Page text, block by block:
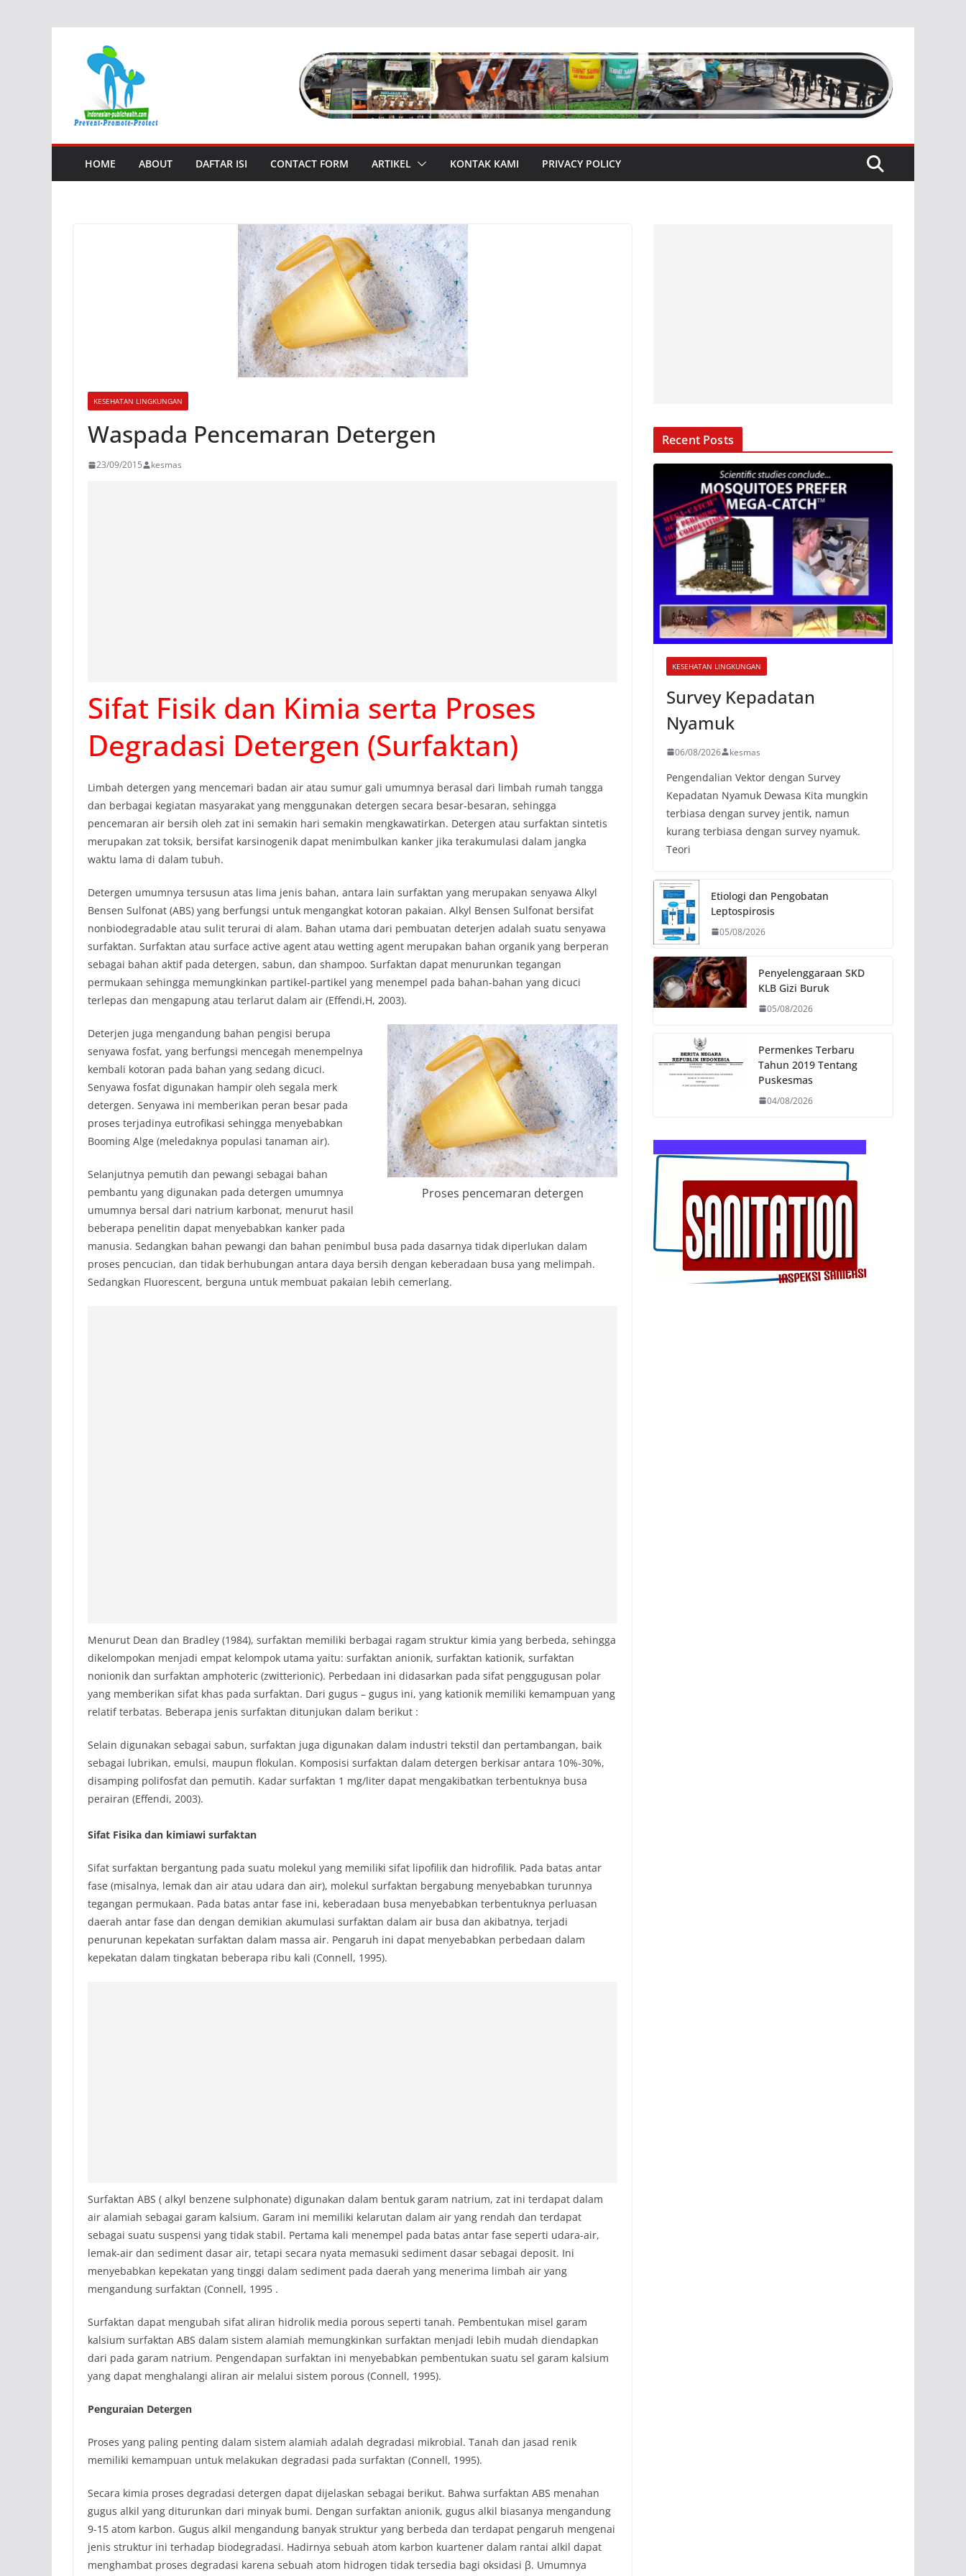
HOME ABOUT DAFTAR ISI CONTACT FORM ARTIKEL KONTAK KAMI PRIVACY POLICY
KESEHATAN LINGKUNGAN
Waspada Pencemaran Detergen
23/09/2015 kesmas
Sifat Fisik dan Kimia serta Proses
Degradasi Detergen (Surfaktan)
Limbah detergen yang mencemari badan air atau sumur gali umumnya berasal dari limbah rumah tangga
dan berbagai kegiatan masyarakat yang menggunakan detergen secara besar-besaran, sehingga
pencemaran air bersih oleh zat ini semakin hari semakin mengkawatirkan. Detergen atau surfaktan sintetis
merupakan zat toksik, bersifat karsinogenik dapat menimbulkan kanker jika terakumulasi dalam jangka
waktu lama di dalam tubuh.
Detergen umumnya tersusun atas lima jenis bahan, antara lain surfaktan yang merupakan senyawa Alkyl
Bensen Sulfonat (ABS) yang berfungsi untuk mengangkat kotoran pakaian. Alkyl Bensen Sulfonat bersifat
nonbiodegradable atau sulit terurai di alam. Bahan utama dari pembuatan deterjen adalah suatu senyawa
surfaktan. Surfaktan atau surface active agent atau wetting agent merupakan bahan organik yang berperan
sebagai bahan aktif pada detergen, sabun, dan shampoo. Surfaktan dapat menurunkan tegangan
permukaan sehingga memungkinkan partikel-partikel yang menempel pada bahan-bahan yang dicuci
terlepas dan mengapung atau terlarut dalam air (Effendi,H, 2003).
Proses pencemaran detergen
Deterjen juga mengandung bahan pengisi berupa
senyawa fosfat, yang berfungsi mencegah menempelnya
kembali kotoran pada bahan yang sedang dicuci.
Senyawa fosfat digunakan hampir oleh segala merk
detergen. Senyawa ini memberikan peran besar pada
proses terjadinya eutrofikasi sehingga menyebabkan
Booming Alge (meledaknya populasi tanaman air).
Selanjutnya pemutih dan pewangi sebagai bahan
pembantu yang digunakan pada detergen umumnya
umumnya bersal dari natrium karbonat, menurut hasil
beberapa penelitin dapat menyebabkan kanker pada
manusia. Sedangkan bahan pewangi dan bahan penimbul busa pada dasarnya tidak diperlukan dalam
proses pencucian, dan tidak berhubungan antara daya bersih dengan keberadaan busa yang melimpah.
Sedangkan Fluorescent, berguna untuk membuat pakaian lebih cemerlang.
Menurut Dean dan Bradley (1984), surfaktan memiliki berbagai ragam struktur kimia yang berbeda, sehingga
dikelompokan menjadi empat kelompok utama yaitu: surfaktan anionik, surfaktan kationik, surfaktan
nonionik dan surfaktan amphoteric (zwitterionic). Perbedaan ini didasarkan pada sifat penggugusan polar
yang memberikan sifat khas pada surfaktan. Dari gugus – gugus ini, yang kationik memiliki kemampuan yang
relatif terbatas. Beberapa jenis surfaktan ditunjukan dalam berikut :
Selain digunakan sebagai sabun, surfaktan juga digunakan dalam industri tekstil dan pertambangan, baik
sebagai lubrikan, emulsi, maupun flokulan. Komposisi surfaktan dalam detergen berkisar antara 10%-30%,
disamping polifosfat dan pemutih. Kadar surfaktan 1 mg/liter dapat mengakibatkan terbentuknya busa
perairan (Effendi, 2003).
Sifat Fisika dan kimiawi surfaktan
Sifat surfaktan bergantung pada suatu molekul yang memiliki sifat lipofilik dan hidrofilik. Pada batas antar
fase (misalnya, lemak dan air atau udara dan air), molekul surfaktan bergabung menyebabkan turunnya
tegangan permukaan. Pada batas antar fase ini, keberadaan busa menyebabkan terbentuknya perluasan
daerah antar fase dan dengan demikian akumulasi surfaktan dalam air busa dan akibatnya, terjadi
penurunan kepekatan surfaktan dalam massa air. Pengaruh ini dapat menyebabkan perbedaan dalam
kepekatan dalam tingkatan beberapa ribu kali (Connell, 1995).
Surfaktan ABS ( alkyl benzene sulphonate) digunakan dalam bentuk garam natrium, zat ini terdapat dalam
air alamiah sebagai garam kalsium. Garam ini memiliki kelarutan dalam air yang rendah dan terdapat
sebagai suatu suspensi yang tidak stabil. Pertama kali menempel pada batas antar fase seperti udara-air,
lemak-air dan sediment dasar air, tetapi secara nyata memasuki sediment dasar sebagai deposit. Ini
menyebabkan kepekatan yang tinggi dalam sediment pada daerah yang menerima limbah air yang
mengandung surfaktan (Connell, 1995 .
Surfaktan dapat mengubah sifat aliran hidrolik media porous seperti tanah. Pembentukan misel garam
kalsium surfaktan ABS dalam sistem alamiah memungkinkan surfaktan menjadi lebih mudah diendapkan
dari pada garam natrium. Pengendapan surfaktan ini menyebabkan pembentukan suatu sel garam kalsium
yang dapat menghalangi aliran air melalui sistem porous (Connell, 1995).
Penguraian Detergen
Proses yang paling penting dalam sistem alamiah adalah degradasi mikrobial. Tanah dan jasad renik
memiliki kemampuan untuk melakukan degradasi pada surfaktan (Connell, 1995).
Secara kimia proses degradasi detergen dapat dijelaskan sebagai berikut. Bahwa surfaktan ABS menahan
gugus alkil yang diturunkan dari minyak bumi. Dengan surfaktan anionik, gugus alkil biasanya mengandung
9-15 atom karbon. Gugus alkil mengandung banyak struktur yang berbeda dan terdapat pengaruh mengenai
jenis struktur ini terhadap biodegradasi. Hadirnya sebuah atom karbon kuartener dalam rantai alkil dapat
menghambat proses degradasi karena sebuah atom hidrogen tidak tersedia bagi oksidasi β. Umumnya
Recent Posts
KESEHATAN LINGKUNGAN
Survey Kepadatan
Nyamuk
06/08/2026 kesmas
Pengendalian Vektor dengan Survey
Kepadatan Nyamuk Dewasa Kita mungkin
terbiasa dengan survey jentik, namun
kurang terbiasa dengan survey nyamuk.
Teori
Etiologi dan Pengobatan
Leptospirosis
05/08/2026
Penyelenggaraan SKD
KLB Gizi Buruk
05/08/2026
Permenkes Terbaru
Tahun 2019 Tentang
Puskesmas
04/08/2026